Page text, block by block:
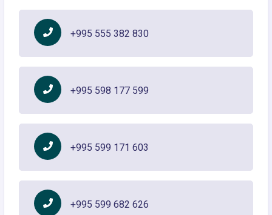
+995 555 382 830
+995 598 177 599
+995 599 171 603
+995 599 682 626